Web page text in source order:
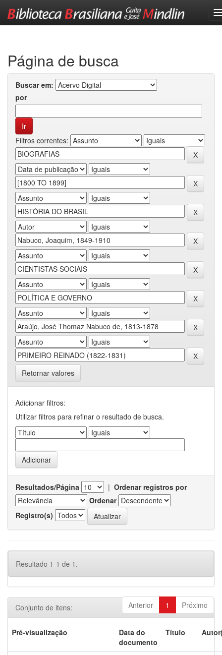
Página de busca
Buscar em:
por
Filtros correntes:
Retornar valores
Adicionar filtros:
Utilizar filtros para refinar o resultado de busca.
Resultados/Página | Ordenar registros por
Ordenar
Registro(s)
Resultado 1-1 de 1.
Anterior 1 Próximo
Conjunto de itens:
Pré-visualização
Data do
documento
Título